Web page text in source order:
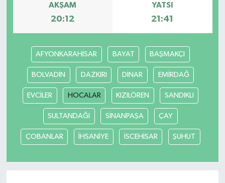
AKŞAM
20:12
YATSI
21:41
AFYONKARAHİSAR BAYAT BAŞMAKÇI
BOLVADİN DAZKIRI DİNAR EMİRDAĞ
EVCİLER HOCALAR KIZILÖREN SANDIKLI
SULTANDAĞI SİNANPAŞA ÇAY
ÇOBANLAR İHSANİYE İSCEHİSAR ŞUHUT